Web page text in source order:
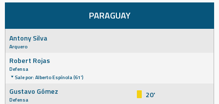
PARAGUAY
Antony Silva
Arquero
Robert Rojas
Defensa
Sale por: Alberto Espínola (61')
Gustavo Gómez
Defensa
20'